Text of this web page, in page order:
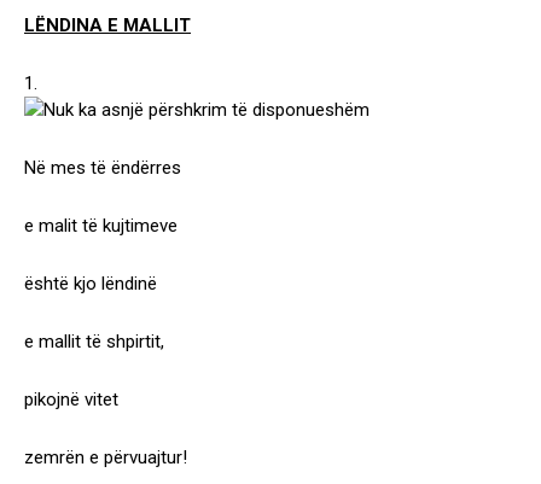
LËNDINA E MALLIT
1.
Në mes të ëndërres
e malit të kujtimeve
është kjo lëndinë
e mallit të shpirtit,
pikojnë vitet
zemrën e përvuajtur!